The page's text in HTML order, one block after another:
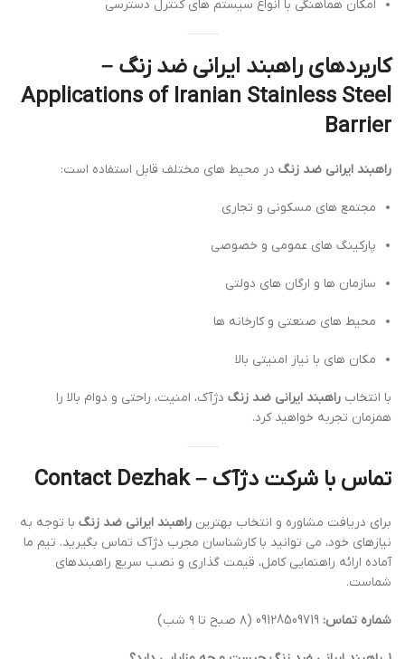
امکان هماهنگی با انواع سیستم های کنترل دسترسی
کاربردهای راهبند ایرانی ضد زنگ –
Applications of Iranian Stainless Steel
Barrier
راهبند ایرانی ضد زنگ در محیط های مختلف قابل استفاده است:
مجتمع های مسکونی و تجاری
پارکینگ های عمومی و خصوصی
سازمان ها و ارگان های دولتی
محیط های صنعتی و کارخانه ها
مکان های با نیاز امنیتی بالا
با انتخاب راهبند ایرانی ضد زنگ دژآک، امنیت، راحتی و دوام بالا را
همزمان تجربه خواهید کرد.
تماس با شرکت دژآک – Contact Dezhak
برای دریافت مشاوره و انتخاب بهترین راهبند ایرانی ضد زنگ با توجه به
نیازهای خود، می توانید با کارشناسان مجرب دژآک تماس بگیرید. تیم ما
آماده ارائه راهنمایی کامل، قیمت گذاری و نصب سریع راهبندهای
شماست.
شماره تماس: